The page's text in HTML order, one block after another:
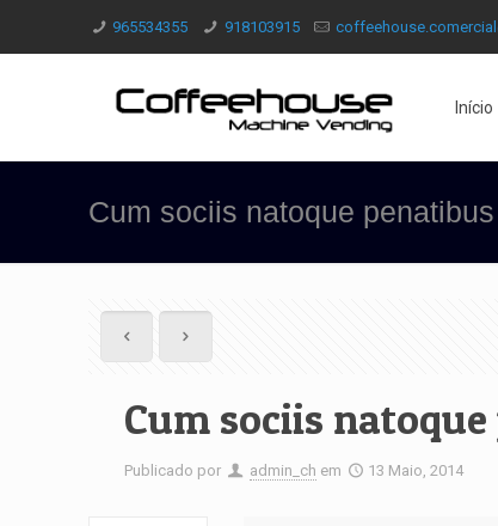
965534355 918103915
Início
Cum sociis natoque penatibus
Cum sociis
Publicado por admin_ch em 13 Maio, 2014